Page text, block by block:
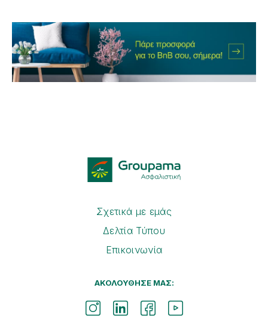
Σχετικά με εμάς
Δελτία Τύπου
Επικοινωνία
ΑΚΟΛΟΥΘΗΣΕ ΜΑΣ: